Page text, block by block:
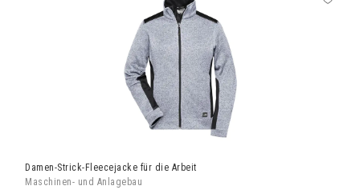
Damen-Strick-Fleecejacke für die Arbeit
Maschinen- und Anlagebau